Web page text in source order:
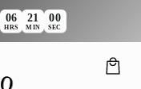
06
HRS
20
MIN
59
SEC
Panier